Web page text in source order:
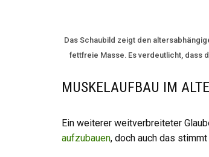
Das Schaubild zeigt den
fettfreie Masse. Es verdeutlicht, dass
MUSKELAUFBAU IM
Ein weiterer weitverbreiteter
aufzubauen, doch auch das